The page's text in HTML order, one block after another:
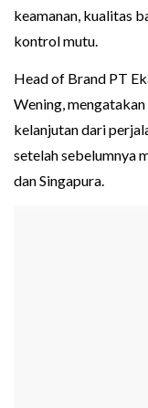
keamanan, kualitas
kontrol mutu.
Head of Brand PT
Wening,
kelanjutan dari
setelah sebelumnya
dan Singapura.